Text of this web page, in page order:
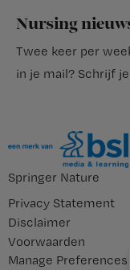
Nursing
Twee keer per
in je mail? Schrijf
Springer Nature
Privacy Statement
Disclaimer
Voorwaarden
Manage Preferences